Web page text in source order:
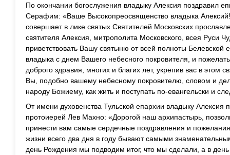
По окончании богослужения владыку Алексия поздравил
Серафим: «Ваше Высокопреосвященство владыка
совершает в лике святых Святителей Московских
святителя Алексия, митрополита Московского, всея Руси
приветствовать Вашу святыню от всей полноты Белевской
владыка с днем Вашего небесного покровителя, и
доброго здравия, многих и благих лет, укрепив вас в этом
Вы, подобно вашему небесному покровителю, словом и
народу Божиему, как жить и поступать по-евангельски и
От имени духовенства Тульской епархии владыку Алексия
протоиерей Лев Махно: «Дорогой наш архипастырь,
принести вам самые сердечные поздравления и
жизни всего два дня в году бывают самыми
день Рождения мы подводим итог, что мы сделали, а в